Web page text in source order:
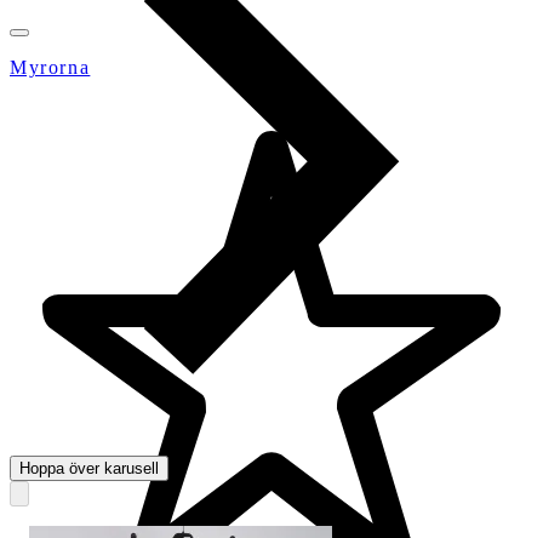
Myrorna
Hoppa över karusell